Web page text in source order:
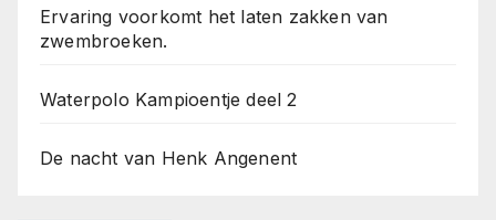
Ervaring voorkomt het laten zakken van
zwembroeken.
Waterpolo Kampioentje deel 2
De nacht van Henk Angenent